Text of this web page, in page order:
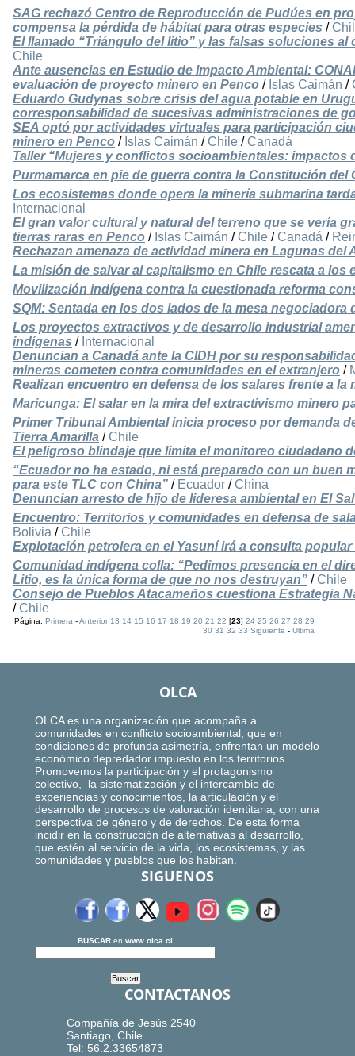
SAG rechazó Centro de Reproducción de Pudúes en
compensa la pérdida de hábitat para otras especies /
El llamado “Triángulo del litio” y las falsas soluciones
Chile
Ante ausencias en Estudio de Impacto Ambiental:
evaluación de proyecto minero en Penco / Islas Caimán /
Eduardo Gudynas sobre crisis del agua potable en
corresponsabilidad de sucesivas administraciones de
SEA optó por actividades virtuales para participación
minero en Penco / Islas Caimán / Chile / Canadá
Taller “Mujeres y conflictos socioambientales: impactos
Purmamarca en pie de guerra contra la Constitución del
Los ecosistemas donde opera la minería submarina
Internacional
El gran valor cultural y natural del terreno que se vería
tierras raras en Penco / Islas Caimán / Chile / Canadá /
Rechazan amenaza de actividad minera en Lagunas del
La misión de salvar al capitalismo en Chile rescata a los
Movilización indígena contra la cuestionada reforma
SQM: Sentada en los dos lados de la mesa negociadora
Los proyectos extractivos y de desarrollo industrial
indígenas / Internacional
Denuncian a Canadá ante la CIDH por su
mineras cometen contra comunidades en el extranjero /
Realizan encuentro en defensa de los salares frente a la
Maricunga: El salar en la mira del extractivismo minero
Primer Tribunal Ambiental inicia proceso por demanda
Tierra Amarilla / Chile
El peligroso blindaje que limita el monitoreo ciudadano
“Ecuador no ha estado, ni está preparado con un buen
para este TLC con China” / Ecuador / China
Denuncian arresto de hijo de lideresa ambiental en El
Encuentro: Territorios y comunidades en defensa de
Bolivia / Chile
Explotación petrolera en el Yasuní irá a consulta
Comunidad indígena colla: “Pedimos presencia en el
Litio, es la única forma de que no nos destruyan” / Chile
Consejo de Pueblos Atacameños cuestiona Estrategia
/ Chile
Página:Primera -Anterior 13 14 15 16 17 18 19 20 21 22 [23]24 25 26 27 28 29
30 31 32 33 Siguiente -Ultima
OLCA
OLCA es una organización que acompaña a
comunidades en conflicto socioambiental, que en
condiciones de profunda asimetría, enfrentan un modelo
económico depredador impuesto en los territorios.
Promovemos la participación y el protagonismo
colectivo, la sistematización y el intercambio de
experiencias y conocimientos, la articulación y el
desarrollo de procesos de valoración identitaria, con una
perspectiva de género y de derechos. De esta forma
incidir en la construcción de alternativas al desarrollo,
que estén al servicio de la vida, los ecosistemas, y las
comunidades y pueblos que los habitan.
SIGUENOS
BUSCAR en www.olca.cl
CONTACTANOS
Compañía de Jesús 2540
Santiago, Chile.
Tel: 56.2.33654873